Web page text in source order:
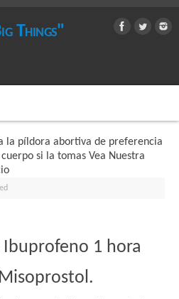
Things"
la píldora abortiva de preferencia
si la tomas Vea Nuestra
Ibuprofeno 1 hora